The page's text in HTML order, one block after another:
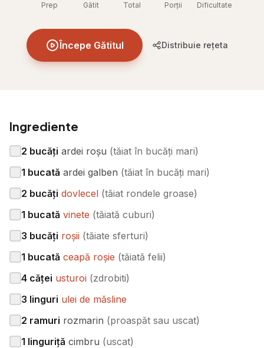
Prep Gătit Total Porții Dificultate
Începe Gătitul Distribuie rețeta
Ingrediente
2 bucăți ardei roșu (tăiat în bucăți mari)
1 bucată ardei galben (tăiat în bucăți mari)
2 bucăți dovlecel (tăiat rondele groase)
1 bucată vinete (tăiată cuburi)
3 bucăți roșii (tăiate sferturi)
1 bucată ceapă roșie (tăiată felii)
4 căței usturoi (zdrobiti)
3 linguri ulei de măsline
2 ramuri rozmarin (proaspăt sau uscat)
1 linguriță cimbru (uscat)